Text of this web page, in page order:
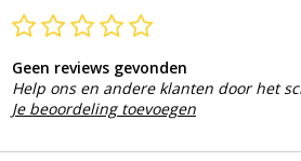
Geen reviews gevonden
Help ons en andere klanten door het
Je beoordeling toevoegen